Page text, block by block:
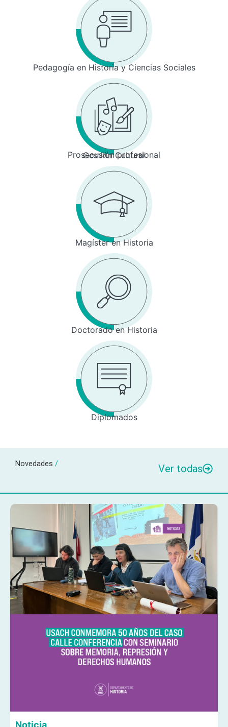
Pedagogía en Historia y Ciencias Sociales
Prosecusión profesional
Gestión Cultural
Magíster en Historia
Doctorado en Historia
Diplomados
Novedades / Ver todas
Noticia